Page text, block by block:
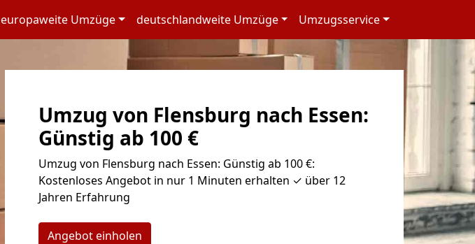
europaweite Umzüge deutschlandweite Umzüge Umzugsservice
Umzug von Flensburg nach Essen:
Günstig ab 100 €
Umzug von Flensburg nach Essen: Günstig ab 100 €:
Kostenloses Angebot in nur 1 Minuten erhalten ✓ über 12
Jahren Erfahrung
Angebot einholen